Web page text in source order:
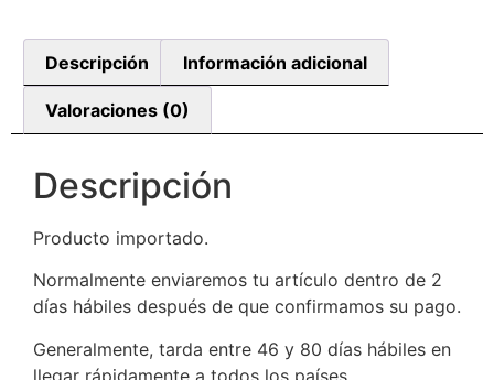
Descripción Información adicional
Valoraciones (0)
Descripción
Producto importado.
Normalmente enviaremos tu artículo dentro de 2
días hábiles después de que confirmamos su pago.
Generalmente, tarda entre 46 y 80 días hábiles en
llegar rápidamente a todos los países.